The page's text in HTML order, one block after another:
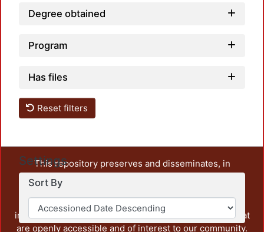
Degree obtained
Program
Has files
Reset filters
Settings
Sort By
This repository preserves and disseminates, in
unrestricted open access, the teaching and research
output of UAM Azcapotzalco. It also includes some
administrative and graphic documents from the
institution, as well as content from other institutions that
are openly accessible and of interest to our community.